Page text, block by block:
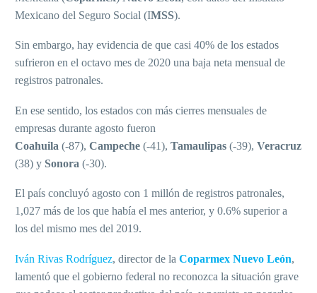
Mexicano del Seguro Social (IMSS).
Sin embargo, hay evidencia de que casi 40% de los estados
sufrieron en el octavo mes de 2020 una baja neta mensual de
registros patronales.
En ese sentido, los estados con más cierres mensuales de
empresas durante agosto fueron
Coahuila (-87), Campeche (-41), Tamaulipas (-39), Veracruz
(38) y Sonora (-30).
El país concluyó agosto con 1 millón de registros patronales,
1,027 más de los que había el mes anterior, y 0.6% superior a
los del mismo mes del 2019.
Iván Rivas Rodríguez, director de la Coparmex Nuevo León,
lamentó que el gobierno federal no reconozca la situación grave